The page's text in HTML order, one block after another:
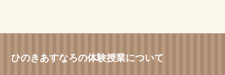
ひのきあすなろの体験授業について